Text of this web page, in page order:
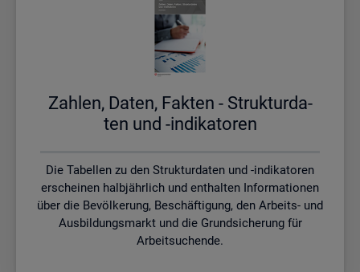
Zah­len, Daten, Fak­ten - Struk­tur­da­
ten und -in­di­ka­to­ren
Die Tabellen zu den Strukturdaten und -indikatoren
erscheinen halbjährlich und enthalten Informationen
über die Bevölkerung, Beschäftigung, den Arbeits- und
Ausbildungsmarkt und die Grundsicherung für
Arbeitsuchende.